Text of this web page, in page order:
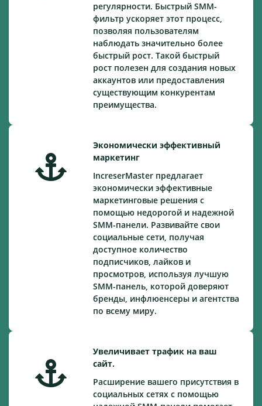
регулярности. Быстрый SMM-
фильтр ускоряет этот процесс,
позволяя пользователям
наблюдать значительно более
быстрый рост. Такой быстрый
рост полезен для создания новых
аккаунтов или предоставления
существующим конкурентам
преимущества.
Экономически эффективный
маркетинг
IncreserMaster предлагает
экономически эффективные
маркетинговые решения с
помощью недорогой и надежной
SMM-панели. Развивайте свои
социальные сети, получая
доступное количество
подписчиков, лайков и
просмотров, используя лучшую
SMM-панель, которой доверяют
бренды, инфлюенсеры и агентства
по всему миру.
Увеличивает трафик на ваш
сайт.
Расширение вашего присутствия в
социальных сетях с помощью